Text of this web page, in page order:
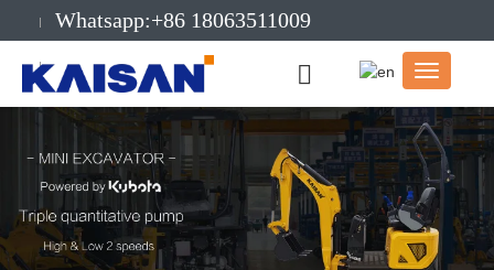
Whatsapp:+86 18063511009
E-mail:info@kaisanmachinery.com